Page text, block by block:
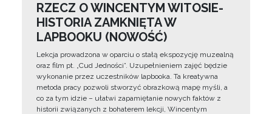
RZECZ O WINCENTYM WITOSIE-
HISTORIA ZAMKNIĘTA W
LAPBOOKU (NOWOŚĆ)
Lekcja prowadzona w oparciu o stałą ekspozycję muzealną
oraz film pt. „Cud Jedności”. Uzupełnieniem zajęć będzie
wykonanie przez uczestników lapbooka. Ta kreatywna
metoda pracy pozwoli stworzyć obrazkową mapę myśli, a
co za tym idzie – ułatwi zapamiętanie nowych faktów z
historii związanych z bohaterem lekcji, Wincentym